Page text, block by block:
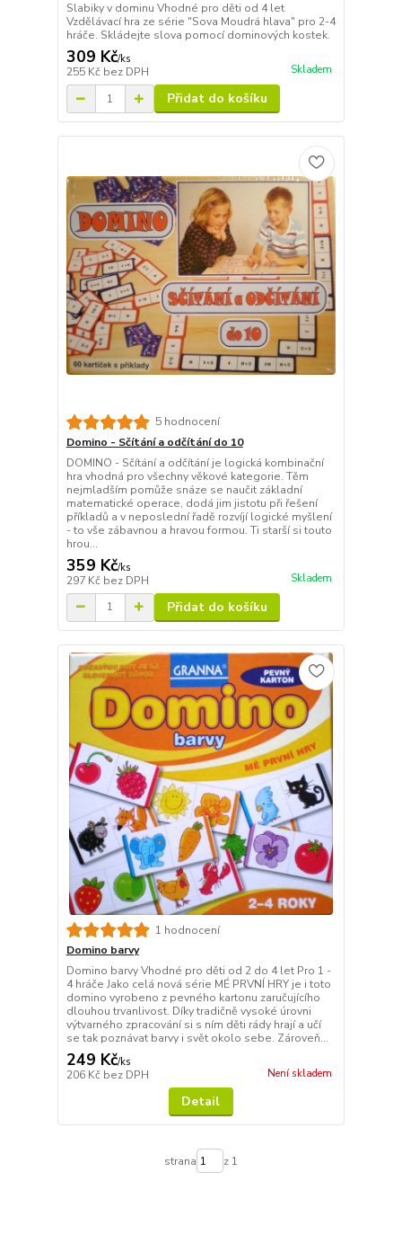
Slabiky v dominu Vhodné pro děti od 4 let
Vzdělávací hra ze série "Sova Moudrá hlava" pro 2-4
hráče. Skládejte slova pomocí dominových kostek.
309 Kč/ks
255 Kč bez DPH Skladem
Přidat do košíku
5 hodnocení
Domino - Sčítání a odčítání do 10
DOMINO - Sčítání a odčítání je logická kombinační
hra vhodná pro všechny věkové kategorie. Těm
nejmladším pomůže snáze se naučit základní
matematické operace, dodá jim jistotu při řešení
příkladů a v neposlední řadě rozvíjí logické myšlení
- to vše zábavnou a hravou formou. Ti starší si touto
hrou...
359 Kč/ks
297 Kč bez DPH Skladem
Přidat do košíku
1 hodnocení
Domino barvy
Domino barvy Vhodné pro děti od 2 do 4 let Pro 1 -
4 hráče Jako celá nová série MÉ PRVNÍ HRY je i toto
domino vyrobeno z pevného kartonu zaručujícího
dlouhou trvanlivost. Díky tradičně vysoké úrovni
výtvarného zpracování si s ním děti rády hrají a učí
se tak poznávat barvy i svět okolo sebe. Zároveň...
249 Kč/ks
206 Kč bez DPH Není skladem
Detail
strana z 1